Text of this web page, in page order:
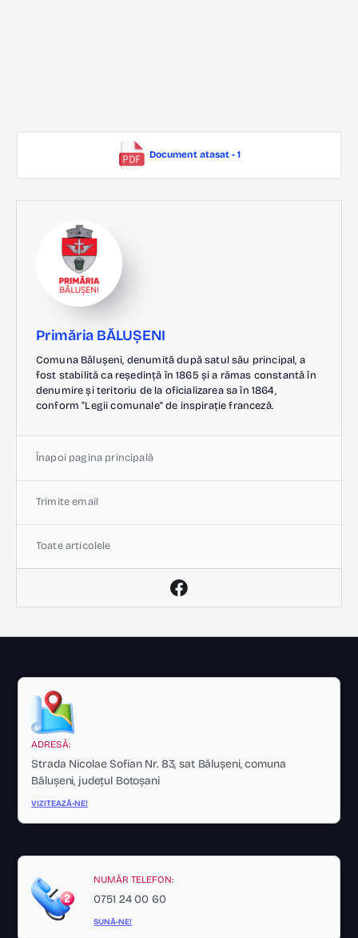
Document atasat - 1
Primăria BĂLUȘENI
Comuna Bălușeni, denumită după satul său principal, a
fost stabilită ca reședință în 1865 și a rămas constantă în
denumire și teritoriu de la oficializarea sa în 1864,
conform "Legii comunale" de inspirație franceză.
Înapoi pagina principală
Trimite email
Toate articolele
ADRESĂ:
Strada Nicolae Sofian Nr. 83, sat Bălușeni, comuna
Bălușeni, județul Botoșani
VIZITEAZĂ-NE!
NUMĂR TELEFON:
0751 24 00 60
SUNĂ-NE!